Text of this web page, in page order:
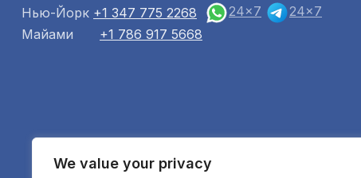
We value your privacy
Нью-Йорк +1 347 775 2268 24x7
24x7
Майами
+1 786 917 5668